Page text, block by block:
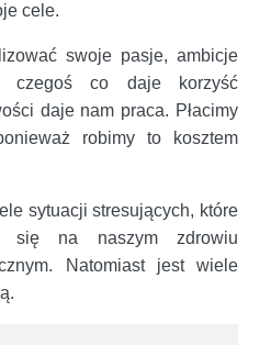
cele.
swoje pasje, ambicje
czegoś co daje korzyść
daje nam praca. Płacimy
robimy to kosztem
sytuacji stresujących, które
się na naszym zdrowiu
Natomiast jest wiele